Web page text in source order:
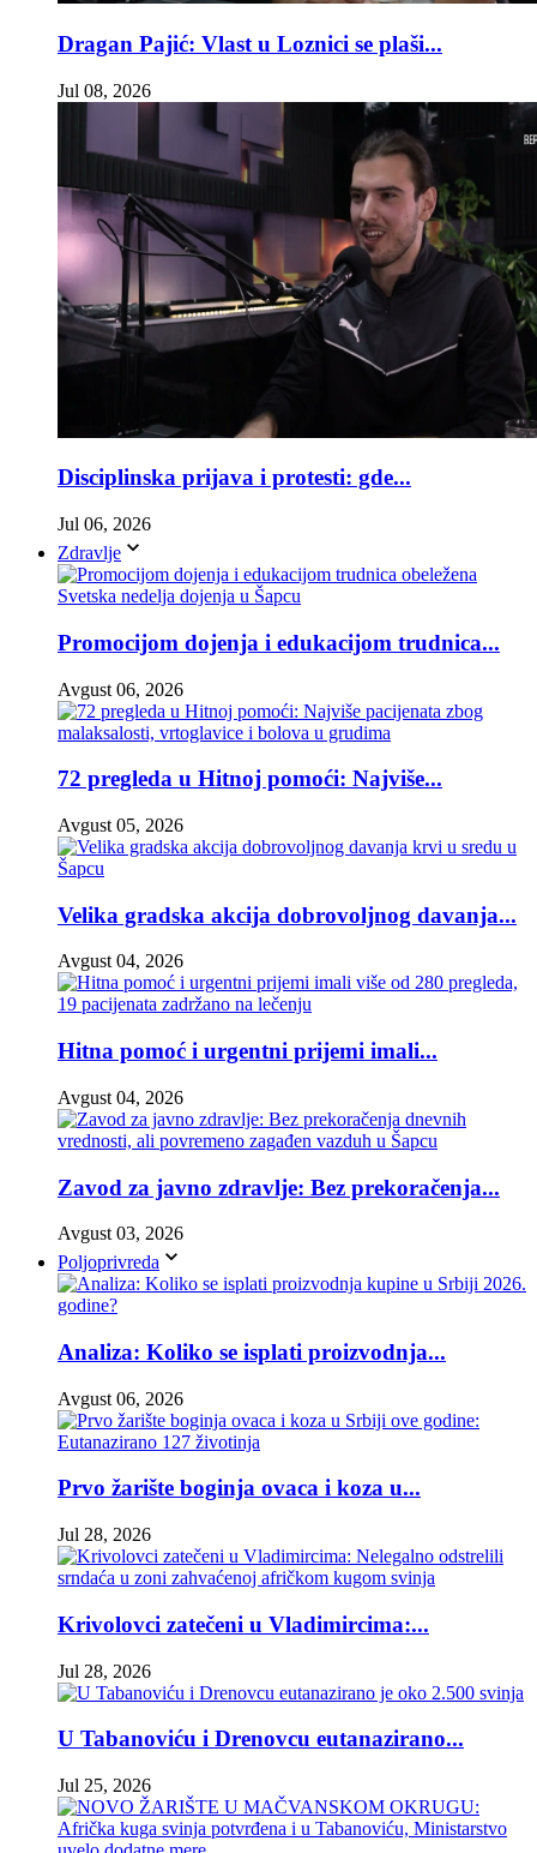
Dragan Pajić: Vlast u Loznici se plaši...
Jul 08, 2026
Disciplinska prijava i protesti: gde...
Jul 06, 2026
Zdravlje
Promocijom dojenja i edukacijom trudnica...
Avgust 06, 2026
72 pregleda u Hitnoj pomoći: Najviše...
Avgust 05, 2026
Velika gradska akcija dobrovoljnog davanja...
Avgust 04, 2026
Hitna pomoć i urgentni prijemi imali...
Avgust 04, 2026
Zavod za javno zdravlje: Bez prekoračenja...
Avgust 03, 2026
Poljoprivreda
Analiza: Koliko se isplati proizvodnja...
Avgust 06, 2026
Prvo žarište boginja ovaca i koza u...
Jul 28, 2026
Krivolovci zatečeni u Vladimircima:...
Jul 28, 2026
U Tabanoviću i Drenovcu eutanazirano...
Jul 25, 2026